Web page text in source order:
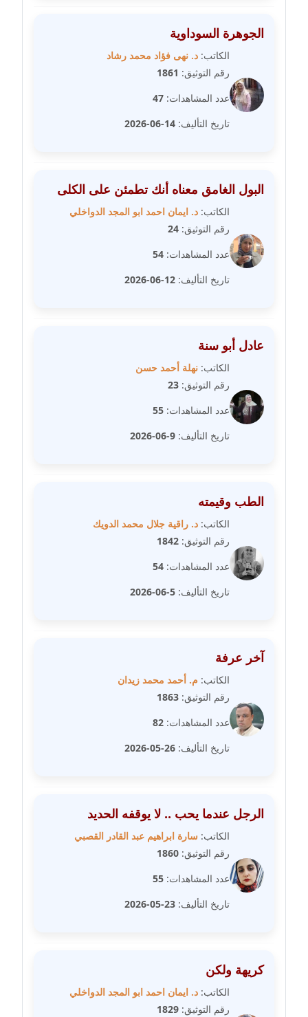
عاملة
مدونة دينا عاصم
عاملة
مدونة دينا منير
عاملة
عاملة
مدونة رانيا ثروت
عاملة
عاملة
مدونة رشا السعدي
عاملة
عاملة
مدونة رشا ماهر
عاملة
مدونة رشيد سبابو
عاملة
مدونة رهام معلا
عاملة
مدونة ريهام الخميسي
عاملة
مدونة زينب ابو الفضل
عاملة
مدونة زينب حمدي
مدونة سارة القصبي
عاملة
الجوهرة السوداوية
الكاتب: د. نهى فؤاد محمد رشاد
رقم التوثيق: 1861
عدد المشاهدات: 47
تاريخ التأليف: 14-06-2026
البول الغامق معناه أنك تطمئن على الكلى
الكاتب: د. ايمان احمد ابو المجد الدواخلي
رقم التوثيق: 24
عدد المشاهدات: 54
تاريخ التأليف: 12-06-2026
عادل أبو سنة
الكاتب: نهلة أحمد حسن
رقم التوثيق: 23
عدد المشاهدات: 55
تاريخ التأليف: 9-06-2026
الطب وقيمته
الكاتب: د. راقية جلال محمد الدويك
رقم التوثيق: 1842
عدد المشاهدات: 54
تاريخ التأليف: 5-06-2026
آخر عرفة
الكاتب: م. أحمد محمد زيدان
رقم التوثيق: 1863
عدد المشاهدات: 82
تاريخ التأليف: 26-05-2026
الرجل عندما يحب .. لا يوقفه الحديد
الكاتب: سارة ابراهيم عبد القادر القصبي
رقم التوثيق: 1860
عدد المشاهدات: 55
تاريخ التأليف: 23-05-2026
كريهة ولكن
الكاتب: د. ايمان احمد ابو المجد الدواخلي
رقم التوثيق: 1829